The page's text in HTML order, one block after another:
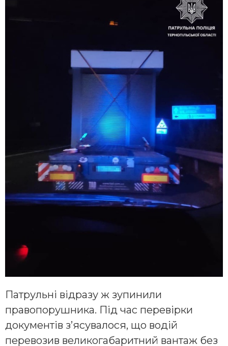
Патрульні відразу ж зупинили
правопорушника. Під час перевірки
документів з’ясувалося, що водій
перевозив великогабаритний вантаж без